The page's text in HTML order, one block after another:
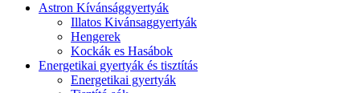
Astron Kívánsággyertyák
Illatos Kivánsaggyertyák
Hengerek
Kockák es Hasábok
Energetikai gyertyák és tisztítás
Energetikai gyertyák